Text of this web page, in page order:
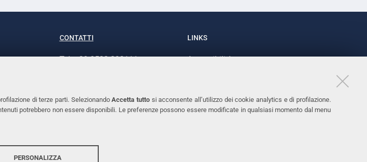
di terze parti. SelezionandoAccetta tutto si acconsente all’utilizzo dei cookie analytics e di profilazione.
potrebbero non essere disponibili. Le preferenze possono essere modificate in qualsiasi momento dal menu
PERSONALIZZA
CONTATTI
Tel. +39 0532 293111
LINKS
Accessibilità
Cookies